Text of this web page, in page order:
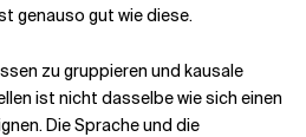
genauso gut wie diese.
zu gruppieren und kausale
ist nicht dasselbe wie sich einen
Die Sprache und die